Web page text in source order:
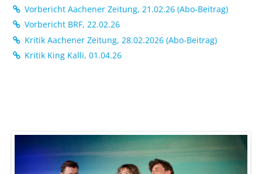
Vorbericht Aachener Zeitung, 21.02.26 (Abo-Beitrag)
Vorbericht BRF, 22.02.26
Kritik Aachener Zeitung, 28.02.2026 (Abo-Beitrag)
Kritik King Kalli, 01.04.26